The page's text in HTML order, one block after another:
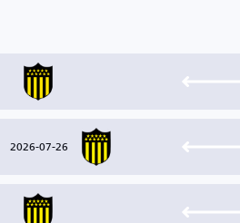
2026-07-26